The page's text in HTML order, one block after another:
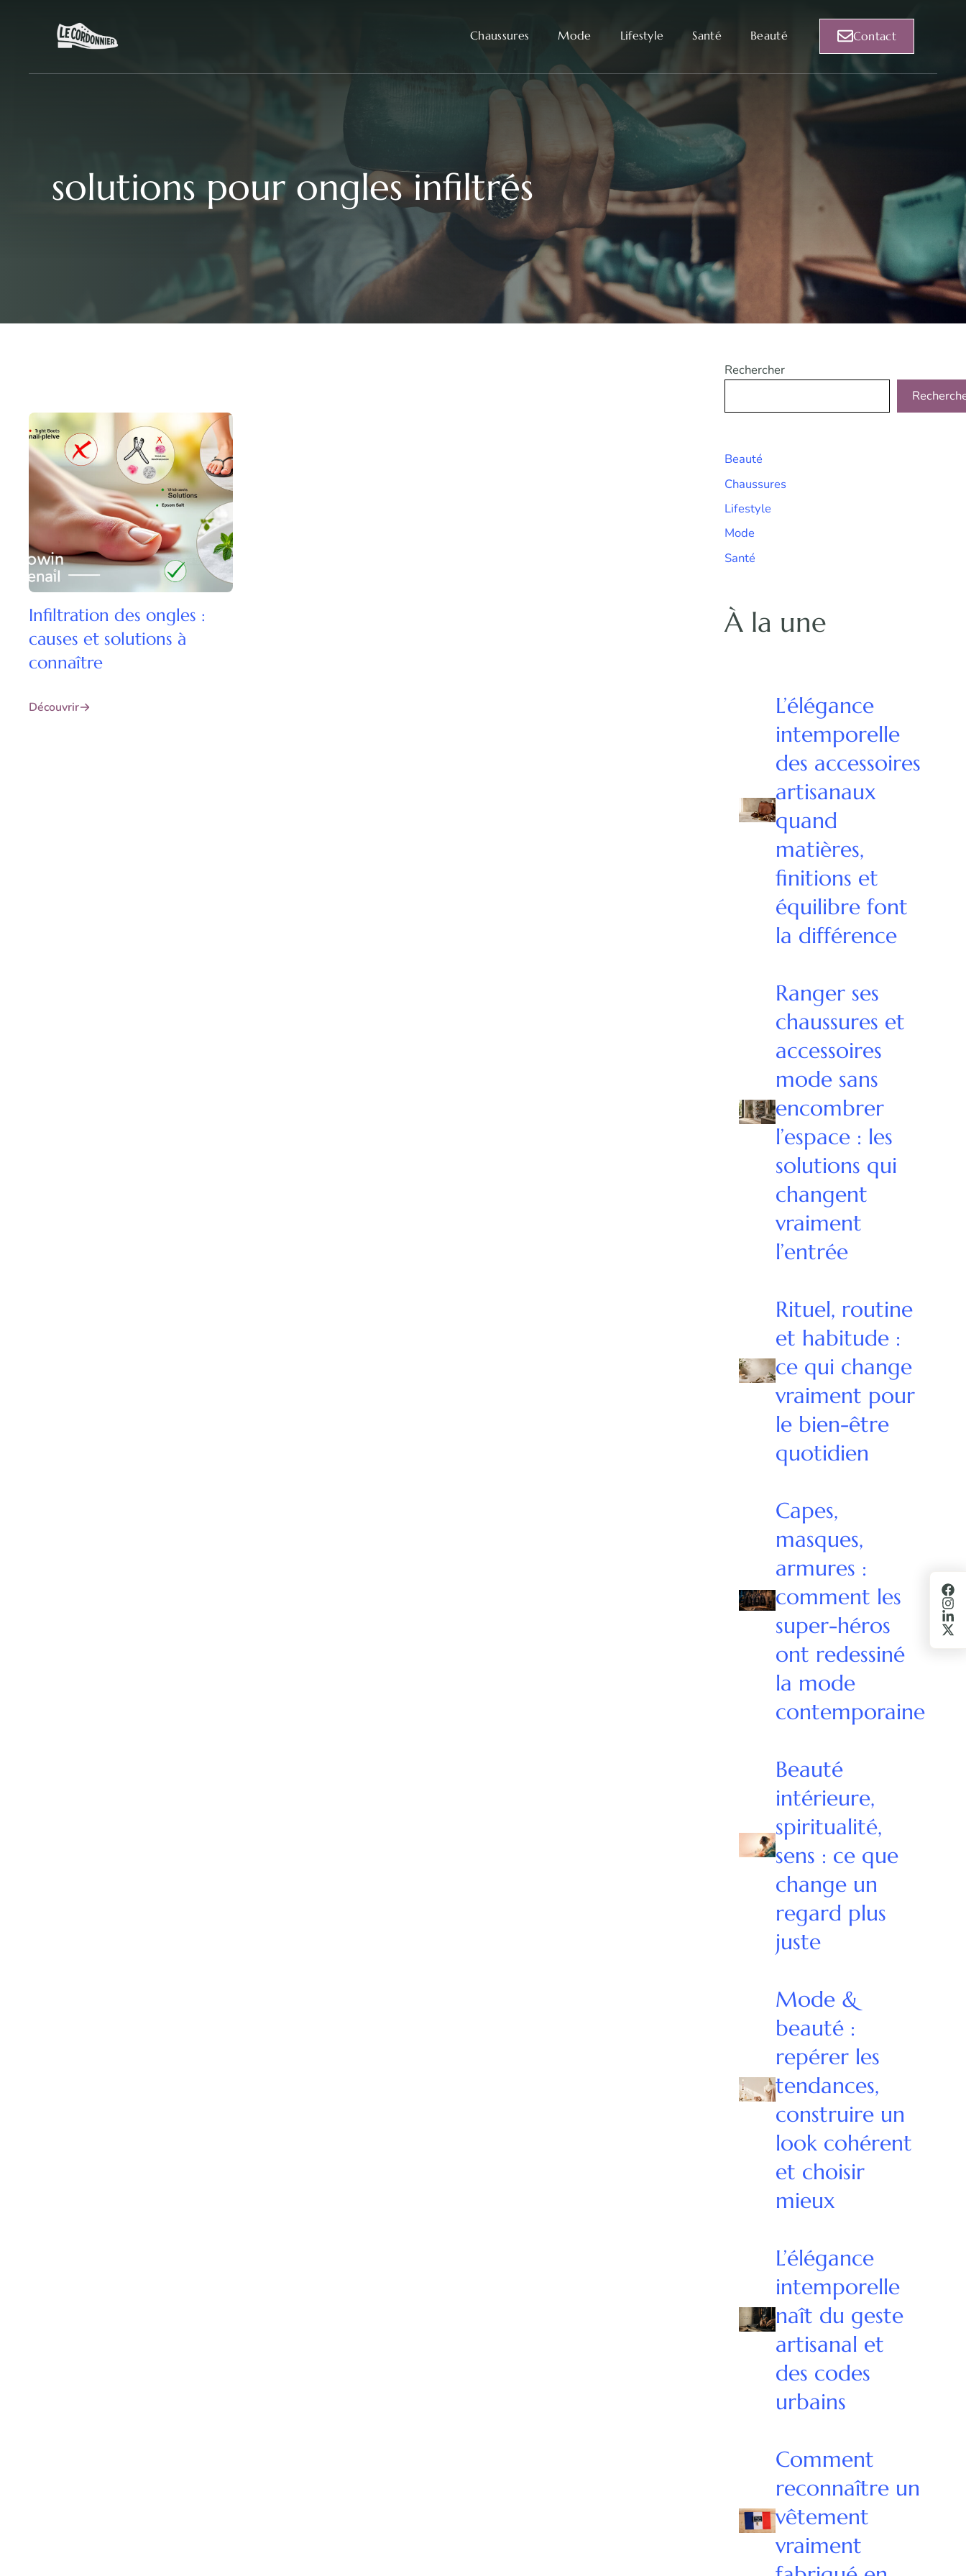
Chaussures Mode Lifestyle Santé Beauté Contact
solutions pour ongles infiltrés
Infiltration des ongles :
causes et solutions à
connaître
Découvrir
Rechercher
Beauté
Chaussures
Lifestyle
Mode
Santé
À la une
L’élégance
intemporelle
des accessoires
artisanaux
quand
matières,
finitions et
équilibre font
la différence
Ranger ses
chaussures et
accessoires
mode sans
encombrer
l’espace : les
solutions qui
changent
vraiment
l’entrée
Rituel, routine
et habitude :
ce qui change
vraiment pour
le bien-être
quotidien
Capes,
masques,
armures :
comment les
super-héros
ont redessiné
la mode
contemporaine
Beauté
intérieure,
spiritualité,
sens : ce que
change un
regard plus
juste
Mode &
beauté :
repérer les
tendances,
construire un
look cohérent
et choisir
mieux
L’élégance
intemporelle
naît du geste
artisanal et
des codes
urbains
Comment
reconnaître un
vêtement
vraiment